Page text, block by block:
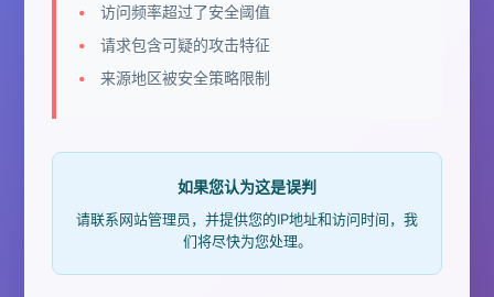
访问频率超过了安全阈值
请求包含可疑的攻击特征
来源地区被安全策略限制
如果您认为这是误判
请联系网站管理员，并提供您的IP地址和访问时间，我
们将尽快为您处理。